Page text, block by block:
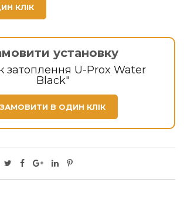
КЛІК
установку
затоплення U-Prox Water
Black"
ЗАМОВИТИ В ОДИН КЛІК